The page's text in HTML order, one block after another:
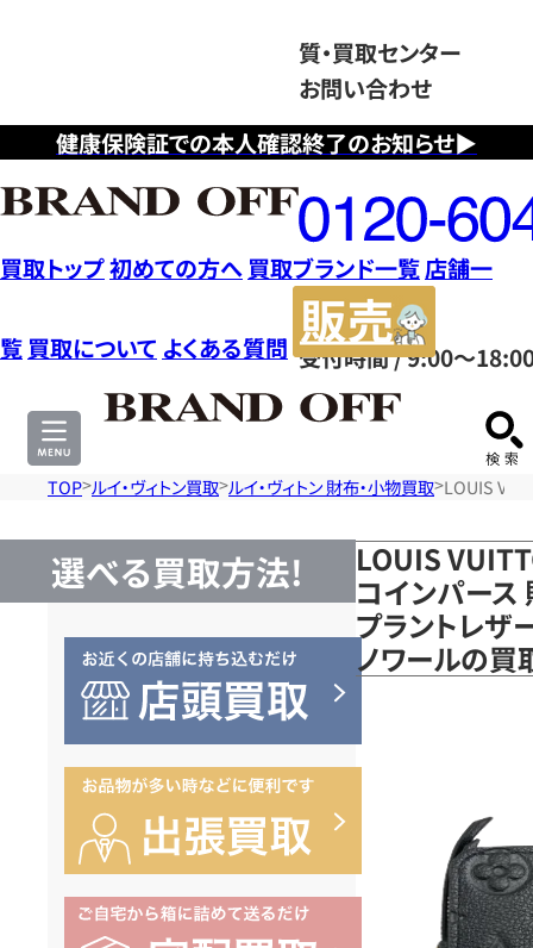
健康保険証での本人確認終了のお知らせ▶
質・買取センター
お問い合わせ
フ
リ
ー
ダ
イ
ヤ
ル
0120604117
受付時間 / 9:00～
買取トップ初めての方へ 買取ブランド一覧店舗一
覧 買取について よくある質問
サ
TOP ルイ・ヴィトン買取 ルイ・ヴィトン 財布・小物買取 LOUIS
選べる買取方法!
LOUIS
コインパース
プラントレザ
ノワールの買